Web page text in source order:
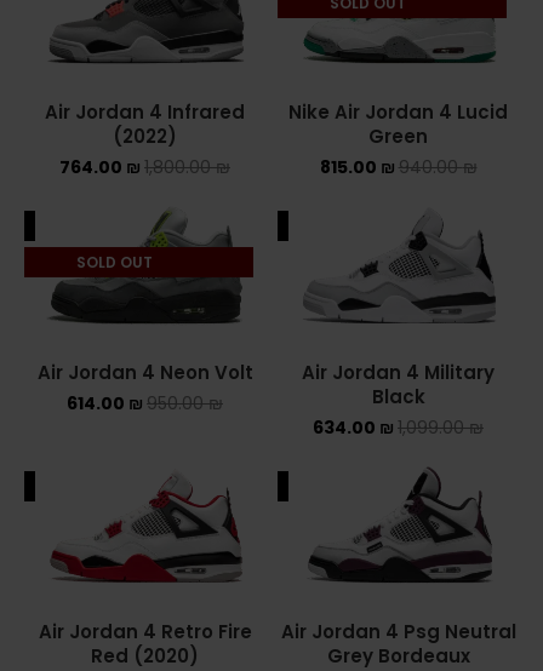
ASICS EX-89
ASICS ONITSUKA TIGER
ASICS X NEEDLES EX89
BRANDS
ALEXANDER MCQUEEN
CONVERSE
DR MARTENS
NEW BALANCE
NEW BALANCE 1000
NEW BALANCE 2002R
Nike Air Jordan 4 Lucid
Green
940.00₪
815.00 ₪
Air Jordan 4 Infrared
(2022)
1,800.00₪
764.00 ₪
Air Jordan 4 Military
Black
1,099.00₪
634.00 ₪
SOLD OUT
Air Jordan 4 Neon Volt
950.00₪
614.00 ₪
Air Jordan 4 Psg Neutral
Grey Bordeaux
Air Jordan 4 Retro Fire
Red (2020)